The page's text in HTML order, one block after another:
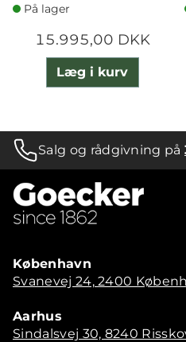
På lager
15.995,00 DKK
Læg i kurv
Salg og rådgivning på
København
Svanevej 24, 2400
Aarhus
Sindalsvej 30, 8240